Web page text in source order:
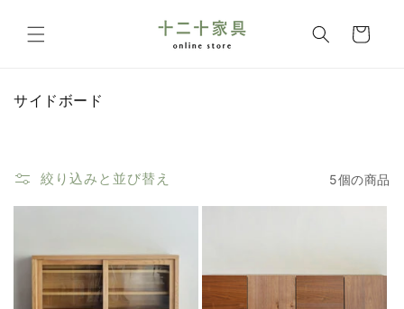
進む
ー
コ
ョ
ン
:
サイドボード
絞り込みと並び替え 5個の商品